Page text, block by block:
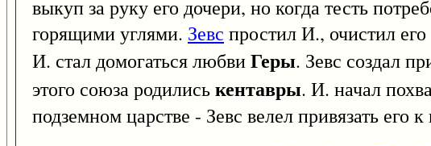
выкуп за руку его дочери, но когда тесть
горящими углями. Зевс простил И., очистил
И. стал домогаться любвиГеры. Зевс создал
этого союза родилиськентавры. И. начал
подземном царстве - Зевс велел привязать